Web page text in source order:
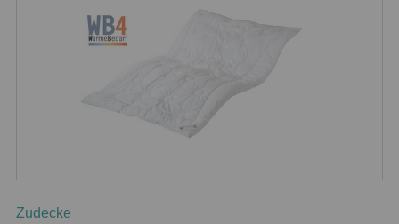
Zudecke